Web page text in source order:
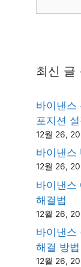
최신 글
바이낸스
포지션
12월 26,
바이낸스
12월 26,
바이낸스
해결법
12월 26,
바이낸스
해결 방법
12월 26,